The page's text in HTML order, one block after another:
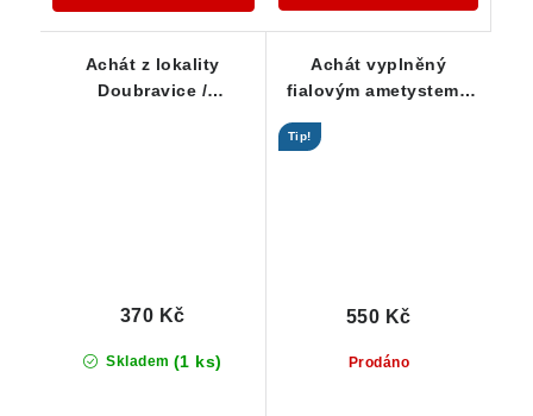
Achát z lokality
Doubravice /
Skladem (1 ks)
370 Kč
Achát vyplněný
fialovým ametystem -
Tip!
Prodáno
550 Kč